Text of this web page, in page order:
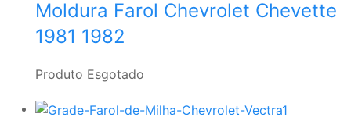
Moldura Farol Chevrolet Chevette
1981 1982
Produto Esgotado